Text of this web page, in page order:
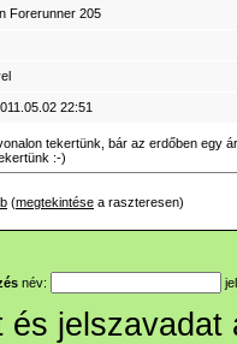
Forerunner 205
22:51
tekertünk, bár az erdőben egy
:-)
(megtekintése a raszteresen)
név:
és